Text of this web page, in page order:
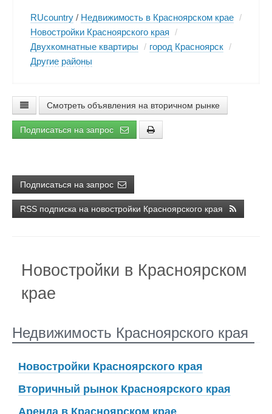
RUcountry / Недвижимость в Красноярском крае /
Новостройки Красноярского края /
Двухкомнатные квартиры / город Красноярск /
Другие районы
Смотреть объявления на вторичном рынке
Подписаться на запрос
Подписаться на запрос
RSS подписка на новостройки Красноярского края
Новостройки в Красноярском
крае
Недвижимость Красноярского края
Новостройки Красноярского края
Вторичный рынок Красноярского края
Аренда в Красноярском крае